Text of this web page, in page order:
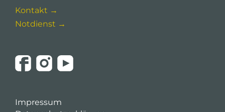
Kontakt →
Notdienst →
Impressum